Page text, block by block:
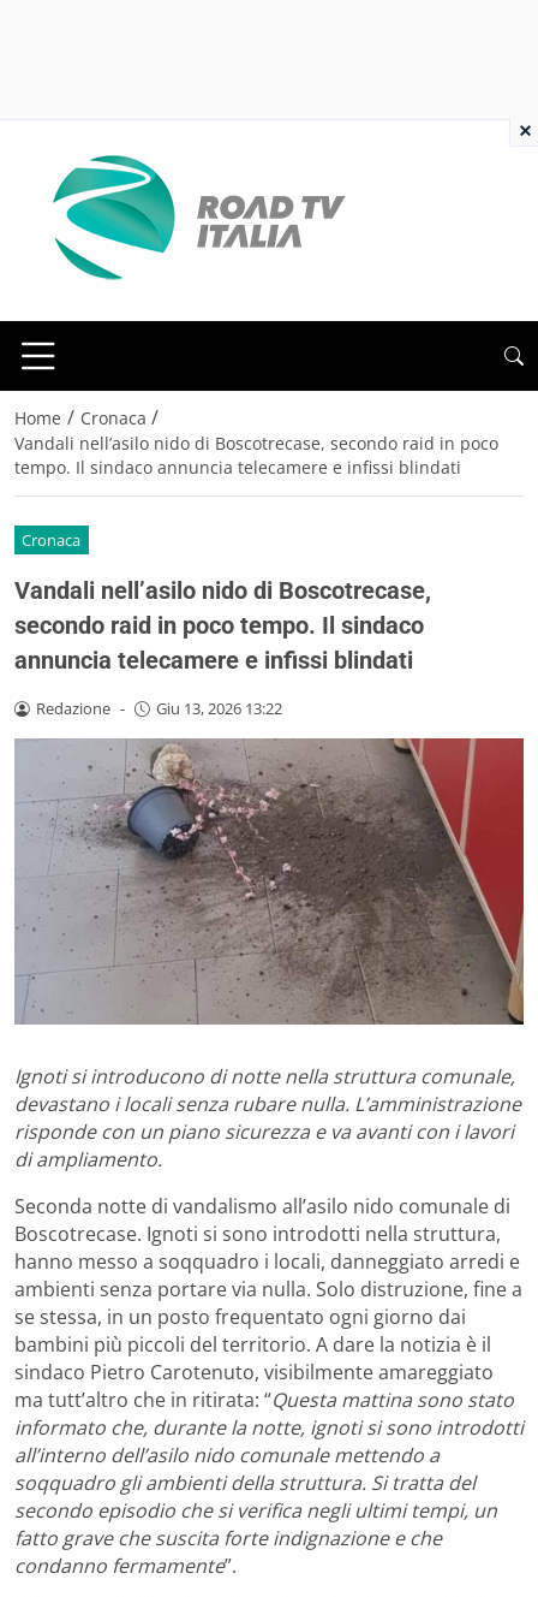
Home / Cronaca /
Vandali nell’asilo nido di Boscotrecase, secondo raid in poco
tempo. Il sindaco annuncia telecamere e infissi blindati
Cronaca
Vandali nell’asilo nido di Boscotrecase,
secondo raid in poco tempo. Il sindaco
annuncia telecamere e infissi blindati
Redazione - Giu 13, 2026 13:22
Ignoti si introducono di notte nella struttura comunale,
devastano i locali senza rubare nulla. L’amministrazione
risponde con un piano sicurezza e va avanti con i lavori
di ampliamento.
Seconda notte di vandalismo all’asilo nido comunale di
Boscotrecase. Ignoti si sono introdotti nella struttura,
hanno messo a soqquadro i locali, danneggiato arredi e
ambienti senza portare via nulla. Solo distruzione, fine a
se stessa, in un posto frequentato ogni giorno dai
bambini più piccoli del territorio. A dare la notizia è il
sindaco Pietro Carotenuto, visibilmente amareggiato
ma tutt’altro che in ritirata: “Questa mattina sono stato
informato che, durante la notte, ignoti si sono introdotti
all’interno dell’asilo nido comunale mettendo a
soqquadro gli ambienti della struttura. Si tratta del
secondo episodio che si verifica negli ultimi tempi, un
fatto grave che suscita forte indignazione e che
condanno fermamente”.
×